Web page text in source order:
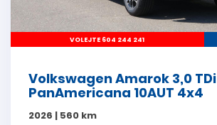
VOLEJTE 604 244 241
Volkswagen Amarok 3,0 TDi
PanAmericana 10AUT 4x4
2026 | 560 km